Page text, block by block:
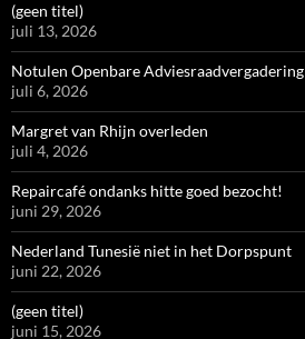
(geen titel)
juli 13, 2026
Notulen Openbare Adviesraadvergadering
juli 6, 2026
Margret van Rhijn overleden
juli 4, 2026
Repaircafé ondanks hitte goed bezocht!
juni 29, 2026
Nederland Tunesië niet in het Dorpspunt
juni 22, 2026
(geen titel)
juni 15, 2026